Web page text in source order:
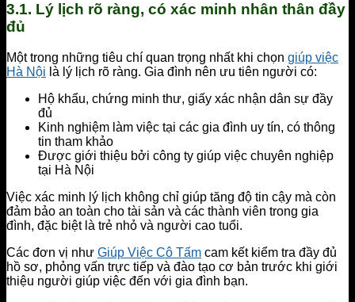
3.1. Lý lịch rõ ràng, có xác minh nhân thân đầy
đủ
Một trong những tiêu chí quan trọng nhất khi chọn giúp việc
Hà Nội là lý lịch rõ ràng. Gia đình nên ưu tiên người có:
Hộ khẩu, chứng minh thư, giấy xác nhận dân sự đầy
đủ
Kinh nghiệm làm việc tại các gia đình uy tín, có thông
tin tham khảo
Được giới thiệu bởi công ty giúp việc chuyên nghiệp
tại Hà Nội
Việc xác minh lý lịch không chỉ giúp tăng độ tin cậy mà còn
đảm bảo an toàn cho tài sản và các thành viên trong gia
đình, đặc biệt là trẻ nhỏ và người cao tuổi.
Các đơn vị như Giúp Việc Cô Tấm cam kết kiểm tra đầy đủ
hồ sơ, phỏng vấn trực tiếp và đào tạo cơ bản trước khi giới
thiệu người giúp việc đến với gia đình bạn.